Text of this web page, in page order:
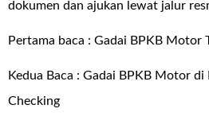
dokumen dan ajukan lewat jalur
Pertama baca : Gadai BPKB Motor
Kedua Baca : Gadai BPKB Motor di
Checking